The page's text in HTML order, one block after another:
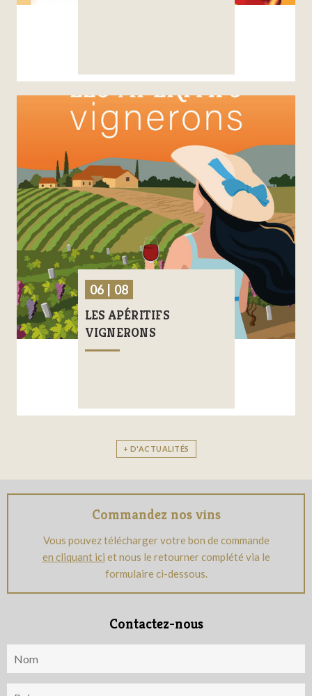
06 | 08
LES APÉRITIFS
VIGNERONS
+ D'ACTUALITÉS
Commandez nos vins
Vous pouvez télécharger votre bon de commande
en cliquant ici et nous le retourner complété via le
formulaire ci-dessous.
Contactez-nous
Nom
Prénom